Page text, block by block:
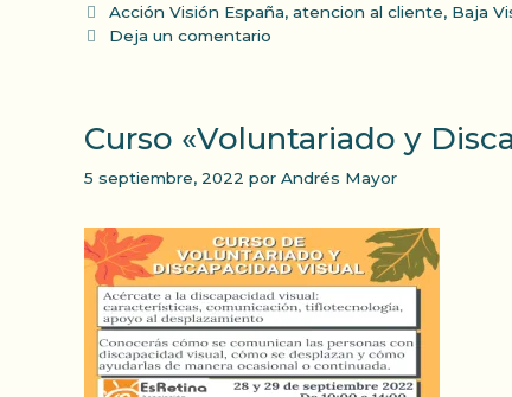
Etiquetas
Acción Visión España, atencion al cliente, Baja
Deja un comentario
Curso «Voluntariado y
5 septiembre, 2022 por Andrés Mayor